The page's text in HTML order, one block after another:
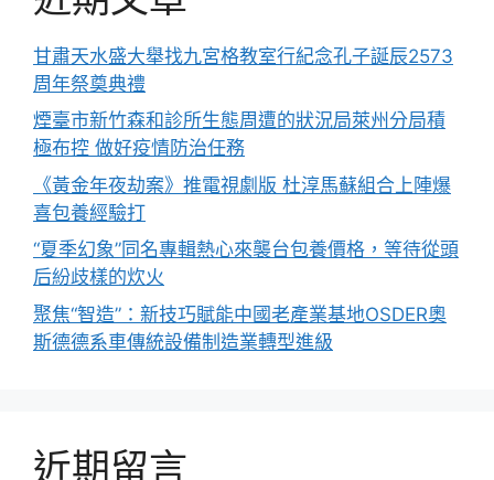
甘肅天水盛大舉找九宮格教室行紀念孔子誕辰2573
周年祭奠典禮
煙臺市新竹森和診所生態周遭的狀況局萊州分局積
極布控 做好疫情防治任務
《黃金年夜劫案》推電視劇版 杜淳馬蘇組合上陣爆
喜包養經驗打
“夏季幻象”同名專輯熱心來襲台包養價格，等待從頭
后紛歧樣的炊火
聚焦“智造”：新技巧賦能中國老產業基地OSDER奧
斯德德系車傳統設備制造業轉型進級
近期留言